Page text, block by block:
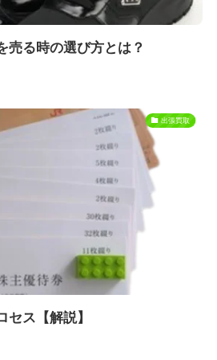
売る時の選び方とは？
出張買取
ス【解説】